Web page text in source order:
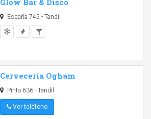
Glow Bar & Disco
España 745 - Tandil
Cervecería Ogham
Pinto 636 - Tandil
Ver teléfono